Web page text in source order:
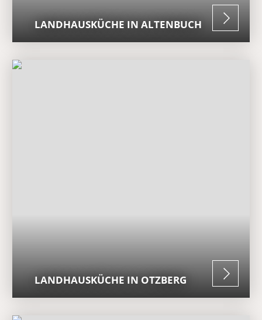
LANDHAUSKÜCHE IN ALTENBUCH
LANDHAUSKÜCHE IN OTZBERG